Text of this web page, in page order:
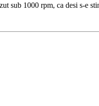
sub 1000 rpm, ca desi s-e